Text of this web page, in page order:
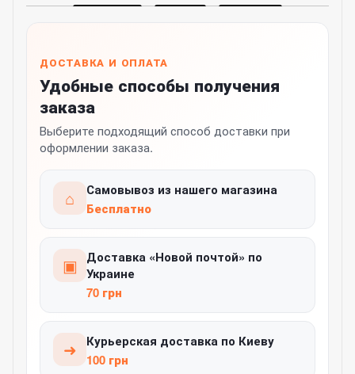
ДОСТАВКА И ОПЛАТА
Удобные способы получения
заказа
Выберите подходящий способ доставки при
оформлении заказа.
⌂
Самовывоз из нашего магазина
Бесплатно
▣
Доставка «Новой почтой» по
Украине
70 грн
➜
Курьерская доставка по Киеву
100 грн